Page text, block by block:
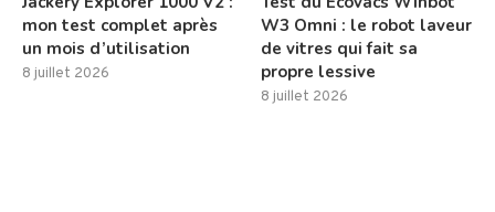
mon test complet après
un mois d’utilisation
8 juillet 2026
W3 Omni : le robot laveur
de vitres qui fait sa
propre lessive
8 juillet 2026